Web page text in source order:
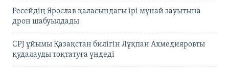
Ресейдің Ярослав қаласындағы ірі мұнай зауытына
дрон шабуылдады
CPJ ұйымы Қазақстан билігін Лұқпан Ахмедияровты
қудалауды тоқтатуға үндеді